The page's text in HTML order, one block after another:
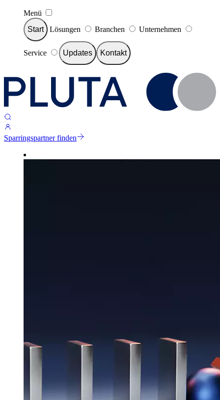
Menü
Start
Lösungen Branchen Unternehmen
Service Updates Kontakt
Sparringspartner finden